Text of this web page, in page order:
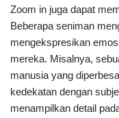
Zoom in juga dapat
Beberapa seniman
mengekspresikan
mereka. Misalnya,
manusia yang
kedekatan dengan
menampilkan detail